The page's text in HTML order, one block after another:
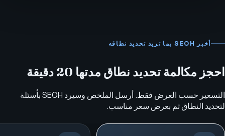
أخبر SEOH بما تريد تحديد نطاقه
احجز مكالمة تحديد نطاق مدتها 20 دقيقة
التسعير حسب العرض فقط. أرسل الملخص وسيرد SEOH بأسئلة
لتحديد النطاق ثم بعرض سعر مناسب.